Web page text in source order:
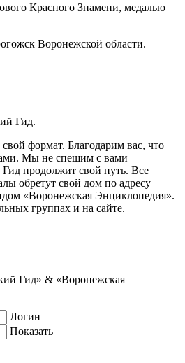
Красного Знамени, медалью
Воронежской области.
Гид.
формат. Благодарим вас, что
Мы не спешим с вами
продолжит свой путь. Все
обретут свой дом по адресу
«Воронежская Энциклопедия».
группах и на сайте.
Гид» & «Воронежская
Логин
Показать